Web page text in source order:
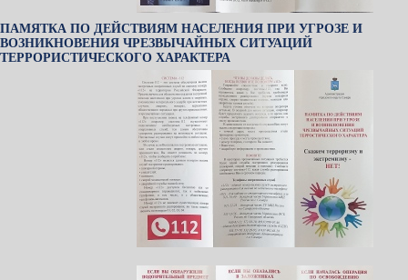
ПАМЯТКА ПО ДЕЙСТВИЯМ НАСЕЛЕНИЯ ПРИ УГРОЗЕ И
ВОЗНИКНОВЕНИЯ ЧРЕЗВЫЧАЙНЫХ СИТУАЦИЙ
ТЕРРОРИСТИЧЕСКОГО ХАРАКТЕРА